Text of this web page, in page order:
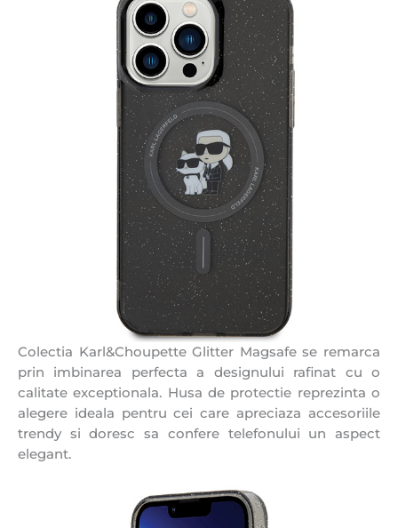
Colectia Karl&Choupette Glitter Magsafe se remarca
prin imbinarea perfecta a designului rafinat cu o
calitate exceptionala. Husa de protectie reprezinta o
alegere ideala pentru cei care apreciaza accesoriile
trendy si doresc sa confere telefonului un aspect
elegant.